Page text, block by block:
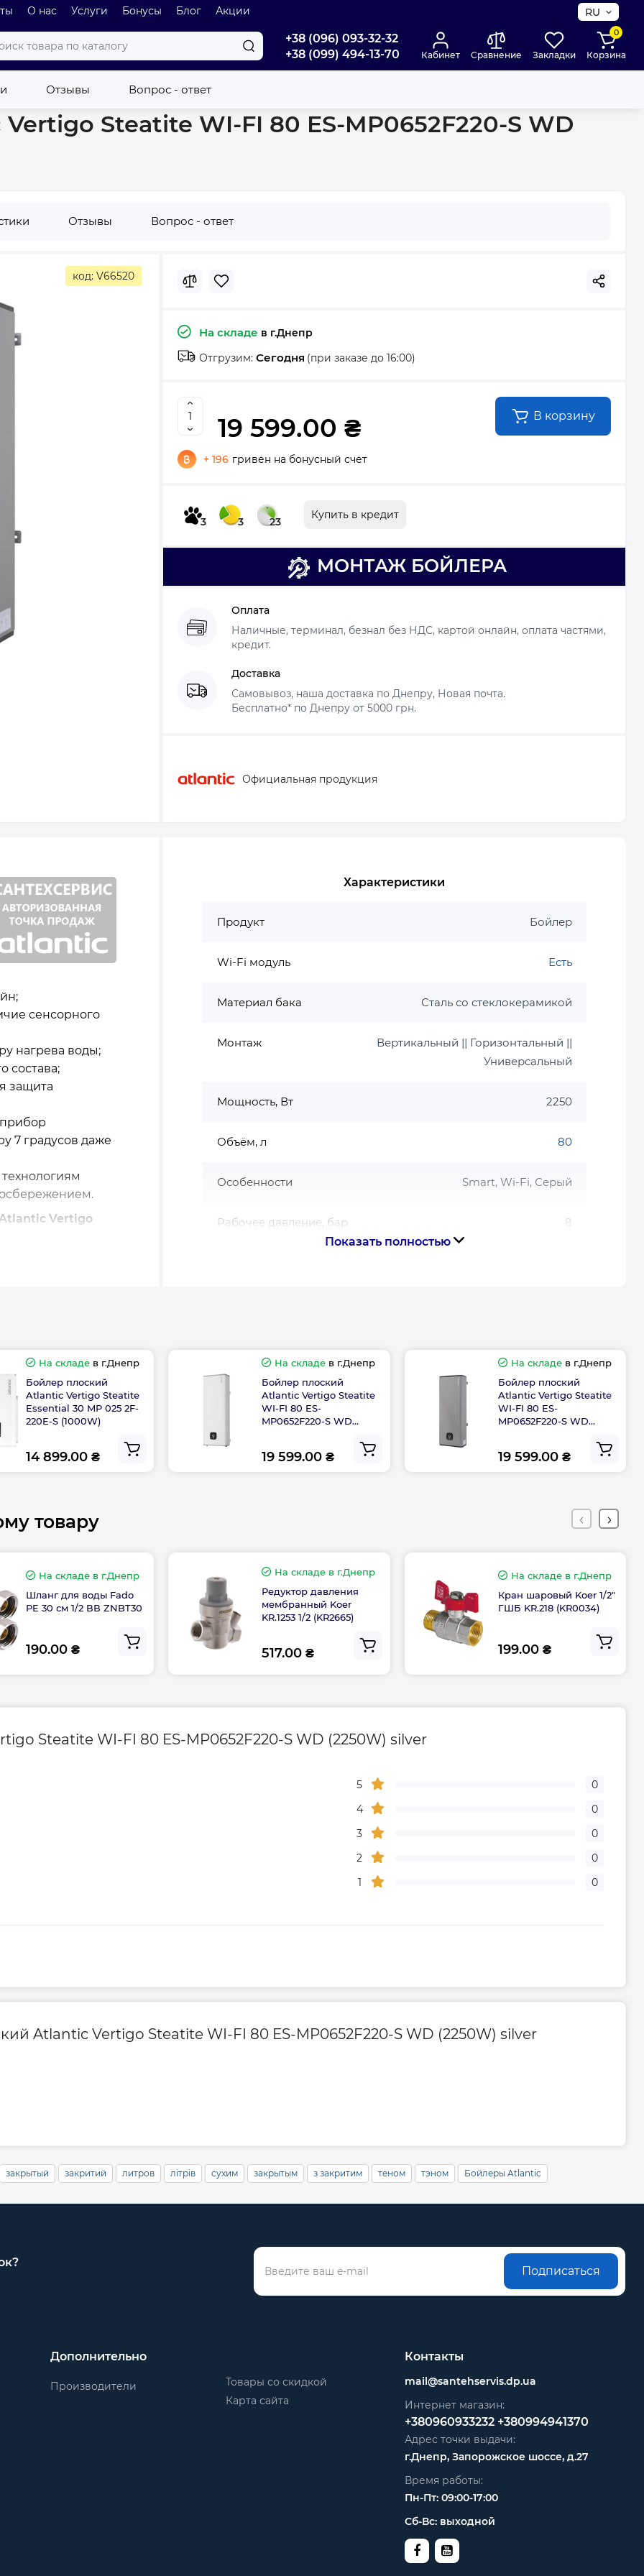
О нас Услуги Бонусы Блог Акции RU
+38 (096) 093-32-32
+38 (099) 494-13-70
Кабинет Сравнение Закладки
0
Корзина
Отзывы Вопрос - ответ
Бойлер плоский Atlantic Vertigo Steatite WI-FI 80 ES-MP0652F220-S WD (2250W) silver
Steatite WI-FI 80 ES-MP0652F220-S WD
Отзывы Вопрос - ответ
код: V66520
На складе в г.Днепр
Отгрузим: Сегодня (при заказе до 16:00)
19 599.00 ₴ В корзину
+ 196 гривен на бонусный счет
3 3 23
Купить в кредит
МОНТАЖ БОЙЛЕРА
Оплата
Наличные, терминал, безнал без НДС, картой онлайн, оплата частями,
кредит.
Доставка
Самовывоз, наша доставка по Днепру, Новая почта.
Бесплатно* по Днепру от 5000 грн.
Официальная продукция
сенсорного
нагрева воды;
состава;
защита
7 градусов даже
Vertigo
автоматически, с
1 приема душа
ТЭН
Характеристики
Продукт Бойлер
Wi-Fi модуль Есть
Материал бака Сталь со стеклокерамикой
Монтаж
Вертикальный || Горизонтальный ||
Универсальный
Мощность, Вт 2250
Объём, л 80
Особенности Smart, Wi-Fi, Серый
Рабочее давление, бар 8
Форма Плоский
Страна производства Египет
Габариты, размеры, вес
1092
Глубина, мм 310
Ширина, мм 490
Гарантия
Показать полностью
На складев г.Днепр
Бойлер плоский
Atlantic Vertigo Steatite
Essential 30 MP 025 2F-
220E-S (1000W)
14 899.00 ₴
На складе в г.Днепр
Бойлер плоский
Atlantic Vertigo Steatite
WI-FI 80 ES-
MP0652F220-S WD
19 599.00 ₴
На складев г.Днепр
Бойлер плоский
Atlantic Vertigo Steatite
WI-FI 80 ES-
MP0652F220-S WD
19 599.00 ₴
товару
На складев г.Днепр
Шланг для воды Fado
PE 30 см 1/2 ВВ ZNBT30
190.00 ₴
На складе в г.Днепр
Редуктор давления
мембранный Koer
KR.1253 1/2 (KR2665)
517.00 ₴
На складев г.Днепр
Кран шаровый Koer 1/2"
ГШБ KR.218 (KR0034)
199.00 ₴
Steatite WI-FI 80 ES-MP0652F220-S WD (2250W) silver
5
0
4
0
3
0
2
0
1
0
Atlantic Vertigo Steatite WI-FI 80 ES-MP0652F220-S WD (2250W) silver
закрытый закритий литров літрів сухим закрытым з закритим теном тэном Бойлеры Atlantic
Подписаться
Дополнительно
Производители
Товары со скидкой
Карта сайта
Контакты
mail@santehservis.dp.ua
Интернет магазин:
+380960933232 +380994941370
Адрес точки выдачи:
г.Днепр, Запорожское шоссе, д.27
Время работы:
Пн-Пт: 09:00-17:00
Сб-Вс: выходной